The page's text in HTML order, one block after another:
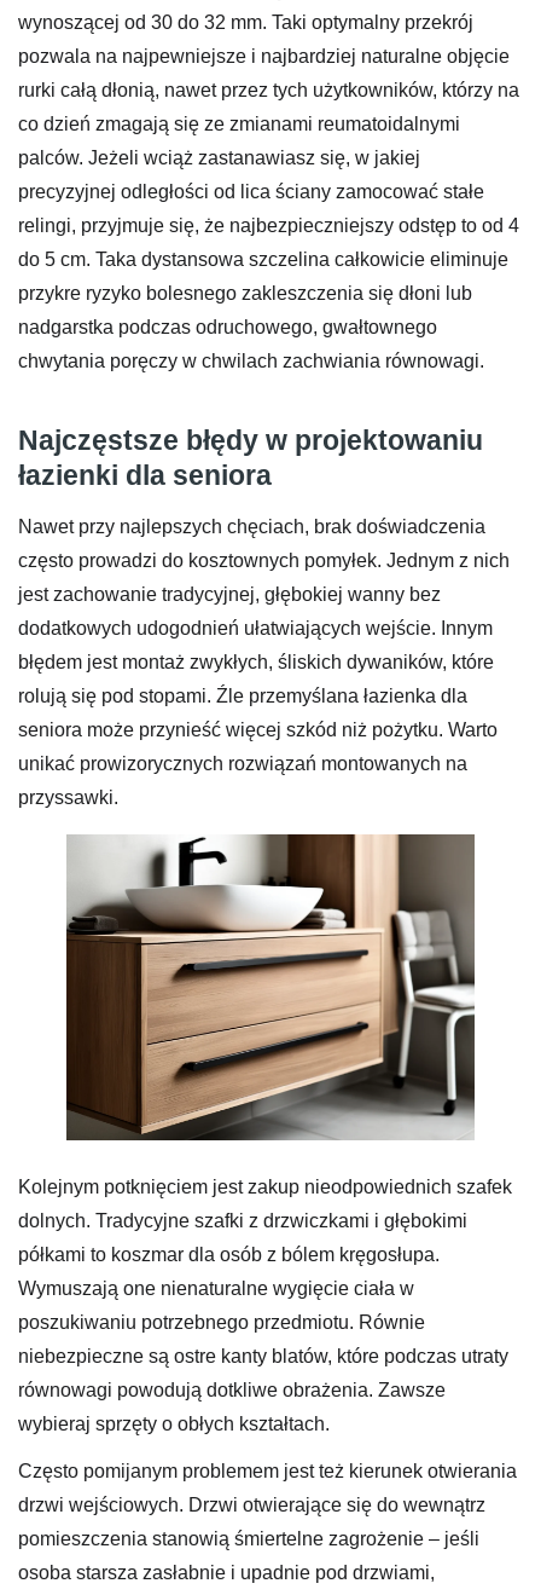
wynoszącej od 30 do 32 mm. Taki optymalny przekrój
pozwala na najpewniejsze i najbardziej naturalne objęcie
rurki całą dłonią, nawet przez tych użytkowników, którzy na
co dzień zmagają się ze zmianami reumatoidalnymi
palców. Jeżeli wciąż zastanawiasz się, w jakiej
precyzyjnej odległości od lica ściany zamocować stałe
relingi, przyjmuje się, że najbezpieczniejszy odstęp to od 4
do 5 cm. Taka dystansowa szczelina całkowicie eliminuje
przykre ryzyko bolesnego zakleszczenia się dłoni lub
nadgarstka podczas odruchowego, gwałtownego
chwytania poręczy w chwilach zachwiania równowagi.
Najczęstsze błędy w projektowaniu
łazienki dla seniora
Nawet przy najlepszych chęciach, brak doświadczenia
często prowadzi do kosztownych pomyłek. Jednym z nich
jest zachowanie tradycyjnej, głębokiej wanny bez
dodatkowych udogodnień ułatwiających wejście. Innym
błędem jest montaż zwykłych, śliskich dywaników, które
rolują się pod stopami. Źle przemyślana łazienka dla
seniora może przynieść więcej szkód niż pożytku. Warto
unikać prowizorycznych rozwiązań montowanych na
przyssawki.
Kolejnym potknięciem jest zakup nieodpowiednich szafek
dolnych. Tradycyjne szafki z drzwiczkami i głębokimi
półkami to koszmar dla osób z bólem kręgosłupa.
Wymuszają one nienaturalne wygięcie ciała w
poszukiwaniu potrzebnego przedmiotu. Równie
niebezpieczne są ostre kanty blatów, które podczas utraty
równowagi powodują dotkliwe obrażenia. Zawsze
wybieraj sprzęty o obłych kształtach.
Często pomijanym problemem jest też kierunek otwierania
drzwi wejściowych. Drzwi otwierające się do wewnątrz
pomieszczenia stanowią śmiertelne zagrożenie – jeśli
osoba starsza zasłabnie i upadnie pod drzwiami,